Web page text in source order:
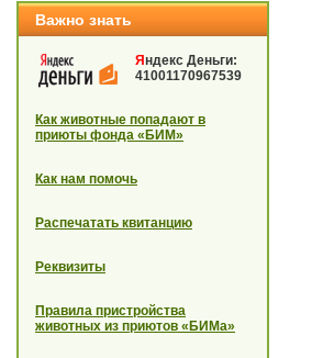
Важно знать
Я ндекс Деньги:
41001170967539
Как животные попадают в
приюты фонда «БИМ»
Как нам помочь
Распечатать квитанцию
Реквизиты
Правила пристройства
животных из приютов «БИМа»